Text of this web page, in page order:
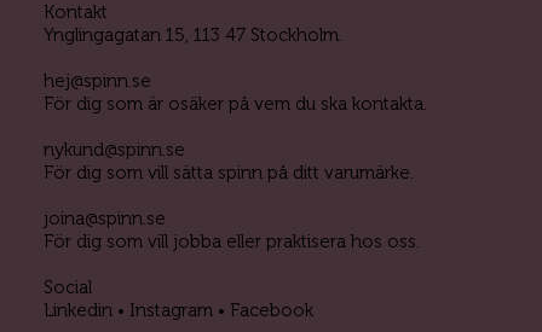
hej@spinn.se
För dig som är osäker på vem du ska kontakta.
nykund@spinn.se
För dig som vill sätta spinn på ditt varumärke.
joina@spinn.se
För dig som vill jobba eller praktisera hos oss.
Kontakt
Ynglingagatan 15, 113 47 Stockholm.
Social
Linkedin • Instagram • Facebook